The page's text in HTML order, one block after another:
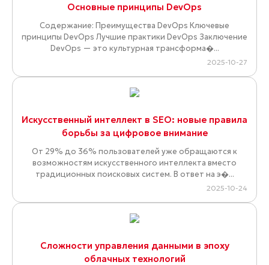
Основные принципы DevOps
Содержание: Преимущества DevOps Ключевые
принципы DevOps Лучшие практики DevOps Заключение
DevOps — это культурная трансформа�...
2025-10-27
Искусственный интеллект в SEO: новые правила
борьбы за цифровое внимание
От 29% до 36% пользователей уже обращаются к
возможностям искусственного интеллекта вместо
традиционных поисковых систем. В ответ на э�...
2025-10-24
Сложности управления данными в эпоху
облачных технологий